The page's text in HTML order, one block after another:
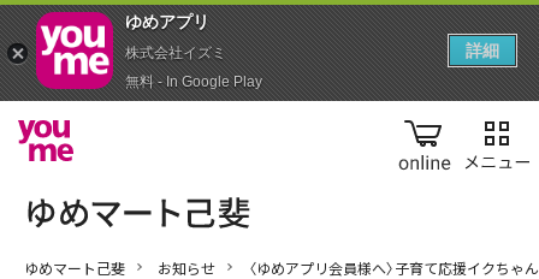
online
ゆめマート己斐 お知らせ 〈ゆめアプリ会員様へ〉子育て応援イクちゃ
ゆめアプ‪リ‬
株式会社イズミ
無料 - In Google Play
詳細